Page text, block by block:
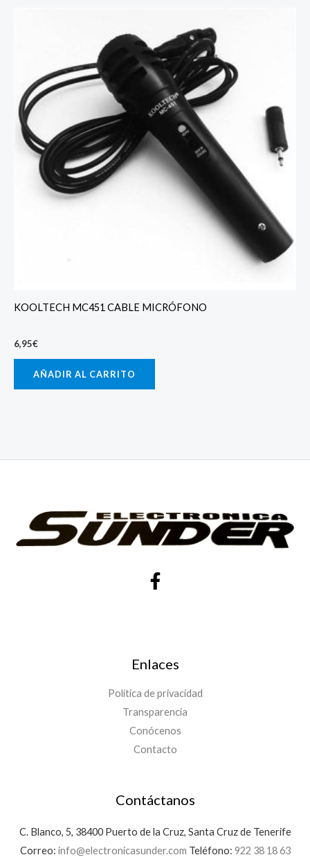
KOOLTECH MC451 CABLE MICRÓFONO
6,95€
AÑADIR AL CARRITO
Enlaces
Política de privacidad
Transparencia
Conócenos
Contacto
Contáctanos
C. Blanco, 5, 38400 Puerto de la Cruz, Santa Cruz de Tenerife
Correo: info@electronicasunder.com Teléfono: 922 38 18 63